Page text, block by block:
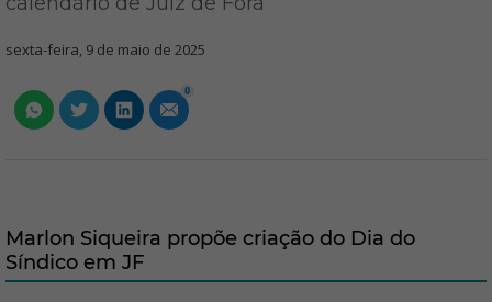
sexta-feira, 9 de maio de 2025
0
Marlon Siqueira propõe criação do Dia do
Síndico em JF